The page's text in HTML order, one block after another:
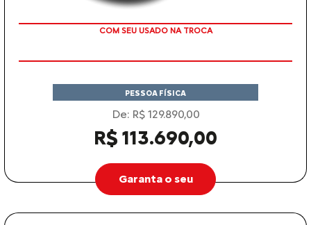
De: R$ 129.890,00
R$ 113.690,00
Garanta o seu
AIRCROSS